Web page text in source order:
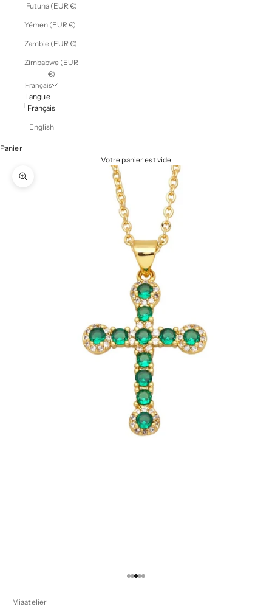
Futuna (EUR €)
Yémen (EUR €)
Zambie (EUR €)
Zimbabwe (EUR
€)
Français
Langue
Français
English
Panier
Votre panier est vide
Zoomer sur l'image
Aller à l'élément 1
Aller à l'élément 2
Aller à l'élément 3
Aller à l'élément 4
Aller à l'élément 5
Miaatelier